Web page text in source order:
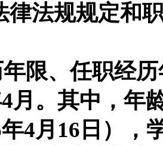
律法规规定和
限、任职经
4月。其中，年
年4月 16 日），